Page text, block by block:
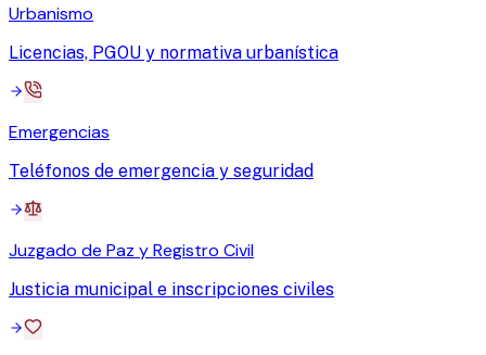
Urbanismo
Licencias, PGOU y normativa urbanística
Emergencias
Teléfonos de emergencia y seguridad
Juzgado de Paz y Registro Civil
Justicia municipal e inscripciones civiles